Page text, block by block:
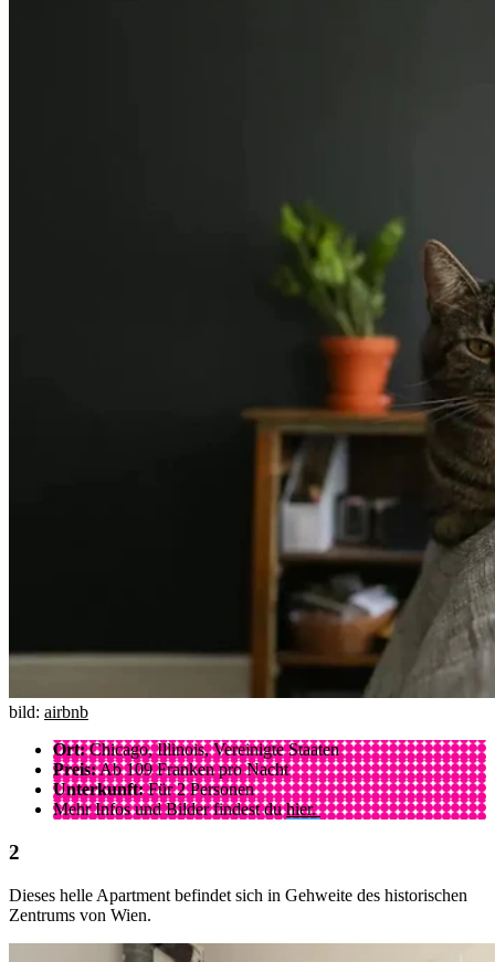
bild: airbnb
Ort:Chicago, Illinois, Vereinigte Staaten
Preis:Ab 109 Franken pro Nacht
Unterkunft:Für 2 Personen
Mehr Infos und Bilder findest duhier.
Dieses helle Apartment befindet sich in Gehweite des historischen
Zentrums von Wien.